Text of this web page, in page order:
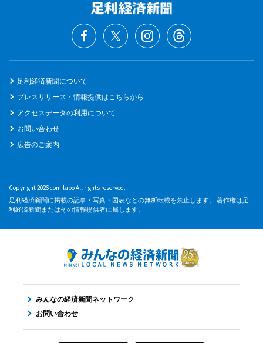
足利経済新聞について
プレスリリース・情報提供はこちらから
アクセスデータの利用について
お問い合わせ
広告のご案内
Copyright 2026 com-labo All rights reserved.
足利経済新聞に掲載の記事・写真・図表などの無断転載を禁止します。 著作権は足
利経済新聞またはその情報提供者に属します。
みんなの経済新聞ネットワーク
お問い合わせ